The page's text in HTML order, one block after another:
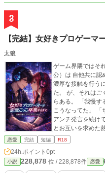
3
【完結】女好きプロゲーマ
太狼
ゲーム界隈ではそ
公）は 自他共に認める女好き
濃厚な接触を行う
た。 が、それはごく一部の話。 もはや取るに足らない話です
らある。 「我慢するつもりだったんだけど」 「気がついたら
こうなってた」 「ちゅーして？」 主人公のゲーム配信中に、
アンチ発言を続け
とお互いを求めた熱い関
が行われるシーンは ま
ムは詳しくないの
恋愛 完結 短編 R18
24h.ポイント 0pt
小説 228,878 位 / 228,878件 恋愛